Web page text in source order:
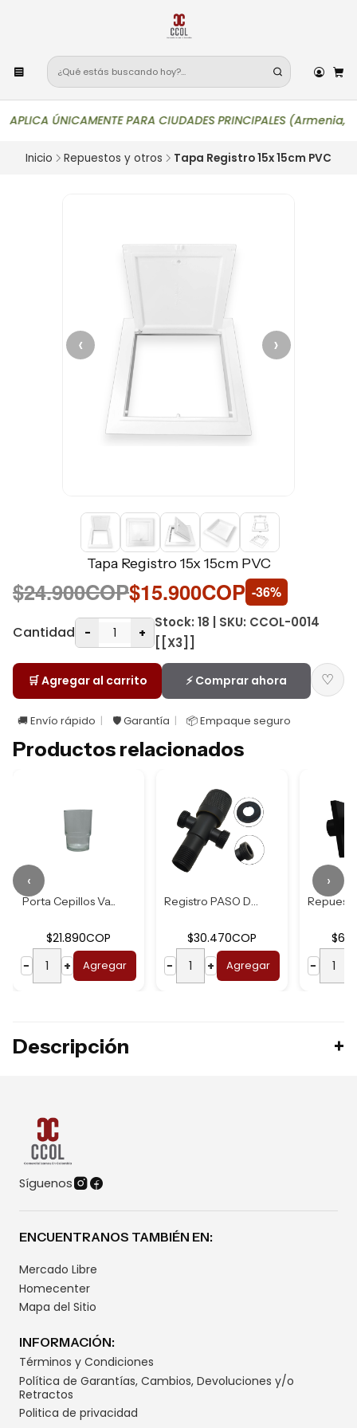
ÚNICAMENTE PARA CIUDADES PRINCIPALES
Inicio Repuestos y otros Tapa Registro 15x 15cm PVC
‹ ›
Tapa Registro 15x 15cm PVC
$24.900COP$15.900COP -36%
Cantidad - +
Stock: 18 | SKU: CCOL-0014
[[X3]]
🛒 Agregar al carrito ⚡ Comprar ahora ♡
🚚 Envío rápido 🛡️ Garantía 📦 Empaque seguro
Productos relacionados
Porta Cepillos Va...
$21.890COP
−
+ Agregar
Registro PASO Dob...
$30.470COP
−
+ Agregar
−
‹ ›
Descripción
Síguenos
ENCUENTRANOS TAMBIÉN EN:
Mercado Libre
Homecenter
Mapa del Sitio
INFORMACIÓN:
Términos y Condiciones
Política de Garantías, Cambios, Devoluciones y/o
Retractos
Politica de privacidad